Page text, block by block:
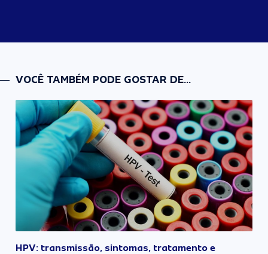
VOCÊ TAMBÉM PODE GOSTAR DE...
HPV: transmissão, sintomas, tratamento e